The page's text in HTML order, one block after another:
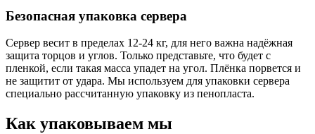
Безопасная упаковка сервера
Сервер весит в пределах 12-24 кг, для него важна надёжная
защита торцов и углов. Только представьте, что будет с
пленкой, если такая масса упадет на угол. Плёнка порвется и
не защитит от удара. Мы используем для упаковки сервера
специально расcчитанную упаковку из пенопласта.
Как упаковываем мы